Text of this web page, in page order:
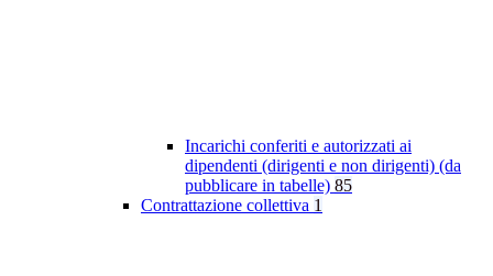
Incarichi conferiti e autorizzati ai
dipendenti (dirigenti e non dirigenti) (da
pubblicare in tabelle) 85
Contrattazione collettiva 1